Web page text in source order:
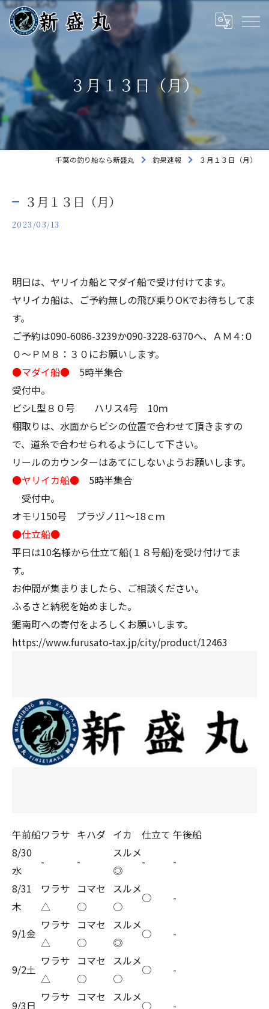
３月１３日（月）
千葉の釣り船なら新盛丸 釣果速報 ３月１３日（月）
３月１３日（月）
2023/03/13
明日は、ヤリイカ船とマダイ船で受け付けてます。
ヤリイカ船は、ご予約無しの飛び乗りOKでお待ちしてま
す。
ご予約は090-6086-3239か090-3228-6370へ、ＡＭ４:０
０～ＰＭ８：３０にお願いします。
●マダイ船● 5時半集合
受付中。
ビシL型８０号 ハリス4号 10ｍ
棚取りは、水面からビシの位置で合わせて頂きますの
で、道糸で合わせられるようにして下さい。
リールのカウンターはあてにしないようお願いします。
●ヤリイカ船● 5時半集合
受付中。
オモリ150号 プラヅノ11～18ｃｍ
●仕立船●
平日は10名様から仕立て船(１８号船)を受け付けてま
す。
お仲間が集まりましたら、ご相談ください。
ふるさと納税を始めました。
鋸南町への寄付をよろしくお願いします。
https://www.furusato-tax.jp/city/product/12463
午前船ワラサ キハダ イカ 仕立て 午後船
8/30
水
- -
スルメ
◎
-
-
8/31
木
ワラサ
△
コマセ
○
スルメ
○
○ -
9/1金
ワラサ
△
コマセ
○
スルメ
◎
○ -
9/2土
ワラサ
△
コマセ
○
スルメ
○
○ -
9/3日
ワラサ コマセ
スルメ
○
-